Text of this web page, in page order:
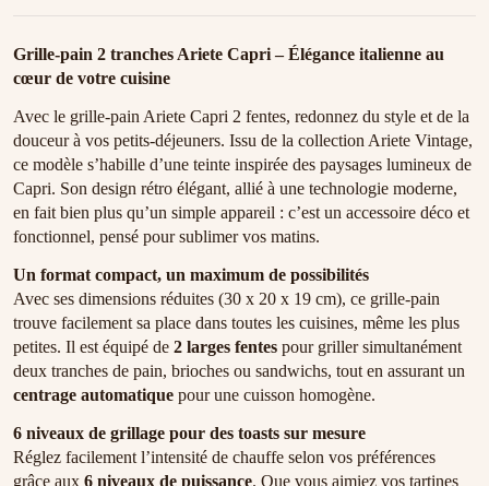
Grille-pain 2 tranches Ariete Capri – Élégance italienne au
cœur de votre cuisine
Avec le grille-pain Ariete Capri 2 fentes, redonnez du style et de la
douceur à vos petits-déjeuners. Issu de la collection Ariete Vintage,
ce modèle s’habille d’une teinte inspirée des paysages lumineux de
Capri. Son design rétro élégant, allié à une technologie moderne,
en fait bien plus qu’un simple appareil : c’est un accessoire déco et
fonctionnel, pensé pour sublimer vos matins.
Un format compact, un maximum de possibilités
Avec ses dimensions réduites (30 x 20 x 19 cm), ce grille-pain
trouve facilement sa place dans toutes les cuisines, même les plus
petites. Il est équipé de 2 larges fentes pour griller simultanément
deux tranches de pain, brioches ou sandwichs, tout en assurant un
centrage automatique pour une cuisson homogène.
6 niveaux de grillage pour des toasts sur mesure
Réglez facilement l’intensité de chauffe selon vos préférences
grâce aux 6 niveaux de puissance. Que vous aimiez vos tartines